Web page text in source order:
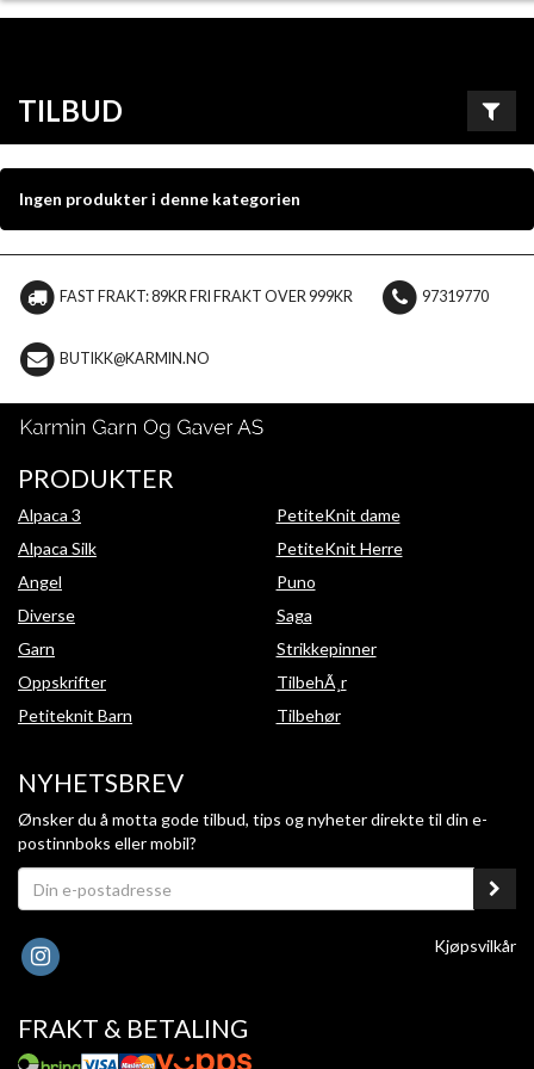
TILBUD
Ingen produkter i denne kategorien
FAST FRAKT: 89KR FRI FRAKT OVER 999KR 97319770
BUTIKK@KARMIN.NO
PRODUKTER
Alpaca 3
Alpaca Silk
Angel
Diverse
Garn
Oppskrifter
Petiteknit Barn
PetiteKnit dame
PetiteKnit Herre
Puno
Saga
Strikkepinner
TilbehÃ¸r
Tilbehør
NYHETSBREV
Ønsker du å motta gode tilbud, tips og nyheter direkte til din e-
postinnboks eller mobil?
Kjøpsvilkår
FRAKT & BETALING